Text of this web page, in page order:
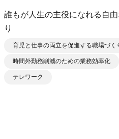
誰もが人生の主役になれる自由
り
育児と仕事の両立を促進する職場づく
時間外勤務削減のための業務効率化
テレワーク